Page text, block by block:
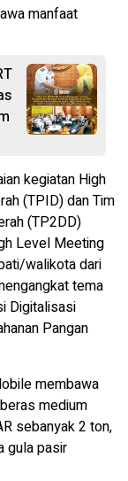
manfaat
kegiatan High
(TPID) dan Tim
(TP2DD)
Level Meeting
walikota dari
tema
Digitalisasi
Pangan
membawa
medium
sebanyak 2 ton,
gula pasir